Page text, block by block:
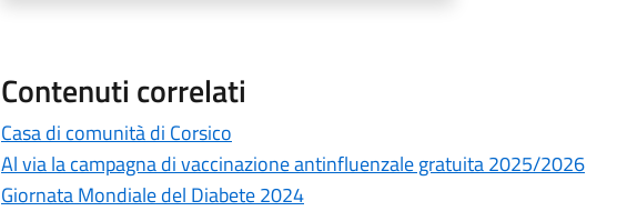
Contenuti correlati
Casa di comunità di Corsico
Al via la campagna di vaccinazione antinfluenzale gratuita 2025/2026
Giornata Mondiale del Diabete 2024